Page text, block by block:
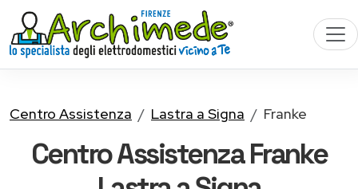
Centro Assistenza Lastra a Signa Franke
Centro AssistenzaFranke